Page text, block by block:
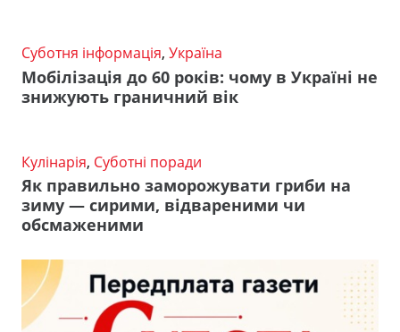
Суботня інформація, Україна
Мобілізація до 60 років: чому в Україні не
знижують граничний вік
Кулінарія, Суботні поради
Як правильно заморожувати гриби на
зиму — сирими, відвареними чи
обсмаженими